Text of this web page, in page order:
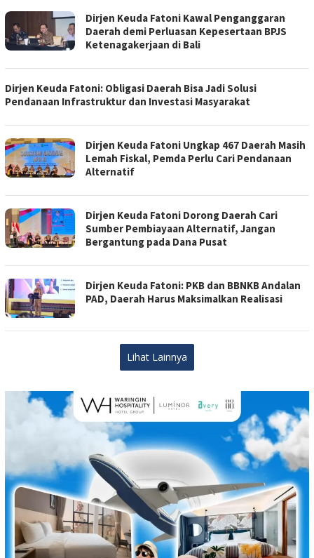
Dirjen Keuda Fatoni Kawal Penganggaran
Daerah demi Perluasan Kepesertaan BPJS
Ketenagakerjaan di Bali
Dirjen Keuda Fatoni: Obligasi Daerah Bisa Jadi Solusi
Pendanaan Infrastruktur dan Investasi Masyarakat
Dirjen Keuda Fatoni Ungkap 467 Daerah Masih
Lemah Fiskal, Pemda Perlu Cari Pendanaan
Alternatif
Dirjen Keuda Fatoni Dorong Daerah Cari
Sumber Pembiayaan Alternatif, Jangan
Bergantung pada Dana Pusat
Dirjen Keuda Fatoni: PKB dan BBNKB Andalan
PAD, Daerah Harus Maksimalkan Realisasi
Lihat Lainnya